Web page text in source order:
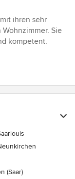
ihren sehr
Sie
kompetent.
(Saar)